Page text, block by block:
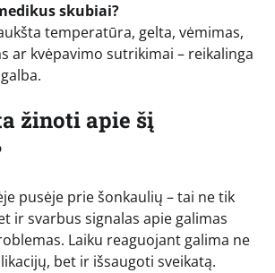
skubiai?
temperatūra, gelta, vėmimas,
ar kvėpavimo sutrikimai – reikalinga
žinoti apie šį
pusėje prie šonkaulių – tai ne tik
ir svarbus signalas apie galimas
Laiku reaguojant galima ne
bet ir išsaugoti sveikatą.